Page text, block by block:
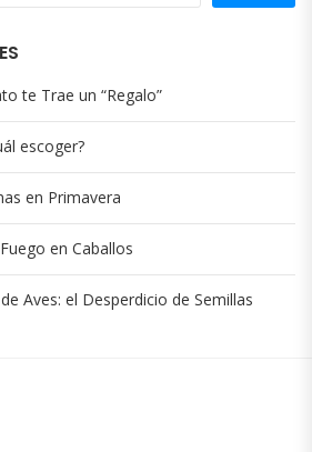
te Trae un “Regalo”
escoger?
en Primavera
en Caballos
Aves: el Desperdicio de Semillas